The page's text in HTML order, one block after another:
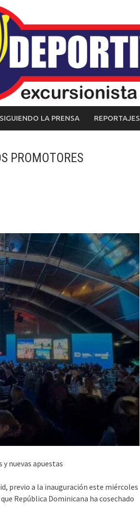
SIGUIENDO LA PRENSA REPORTAJES
PROMOTORES
nuevas apuestas
previo a la inauguración este miércoles
República Dominicana ha cosechado